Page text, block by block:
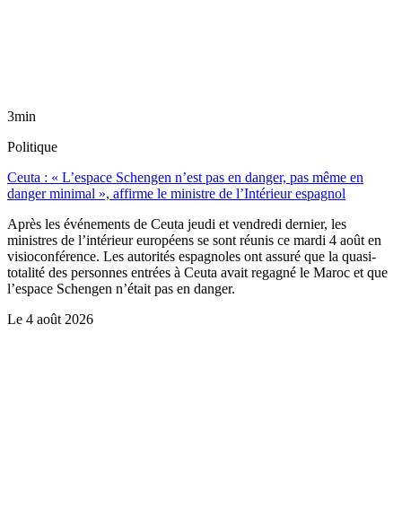
3min
Politique
Ceuta : « L’espace Schengen n’est pas en danger, pas même en
danger minimal », affirme le ministre de l’Intérieur espagnol
Après les événements de Ceuta jeudi et vendredi dernier, les
ministres de l’intérieur européens se sont réunis ce mardi 4 août en
visioconférence. Les autorités espagnoles ont assuré que la quasi-
totalité des personnes entrées à Ceuta avait regagné le Maroc et que
l’espace Schengen n’était pas en danger.
Le 4 août 2026